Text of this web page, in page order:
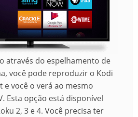
através do espelhamento de
você pode reproduzir o Kodi
e você o verá ao mesmo
Esta opção está disponível
2, 3 e 4. Você precisa ter